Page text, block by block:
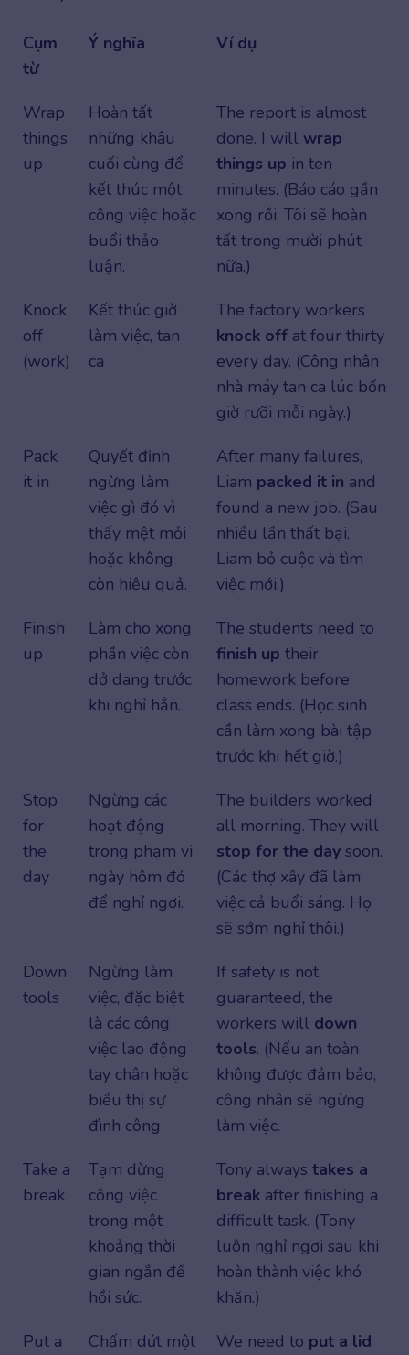
Cụm
từ
Ý nghĩa Ví dụ
Wrap
things
up
Hoàn tất
những khâu
cuối cùng để
kết thúc một
công việc hoặc
buổi thảo
luận.
The report is almost
done. I will wrap
things up in ten
minutes. (Báo cáo gần
xong rồi. Tôi sẽ hoàn
tất trong mười phút
nữa.)
Knock
off
(work)
Kết thúc giờ
làm việc, tan
ca
The factory workers
knock off at four thirty
every day. (Công nhân
nhà máy tan ca lúc bốn
giờ rưỡi mỗi ngày.)
Pack
it in
Quyết định
ngừng làm
việc gì đó vì
thấy mệt mỏi
hoặc không
còn hiệu quả.
After many failures,
Liam packed it in and
found a new job. (Sau
nhiều lần thất bại,
Liam bỏ cuộc và tìm
việc mới.)
Finish
up
Làm cho xong
phần việc còn
dở dang trước
khi nghỉ hẳn.
The students need to
finish up their
homework before
class ends. (Học sinh
cần làm xong bài tập
trước khi hết giờ.)
Stop
for
the
day
Ngừng các
hoạt động
trong phạm vi
ngày hôm đó
để nghỉ ngơi.
The builders worked
all morning. They will
stop for the day soon.
(Các thợ xây đã làm
việc cả buổi sáng. Họ
sẽ sớm nghỉ thôi.)
Down
tools
Ngừng làm
việc, đặc biệt
là các công
việc lao động
tay chân hoặc
biểu thị sự
đình công
If safety is not
guaranteed, the
workers will down
tools. (Nếu an toàn
không được đảm bảo,
công nhân sẽ ngừng
làm việc.
Take a
break
Tạm dừng
công việc
trong một
khoảng thời
gian ngắn để
hồi sức.
Tony always takes a
break after finishing a
difficult task. (Tony
luôn nghỉ ngơi sau khi
hoàn thành việc khó
khăn.)
Put a
Chấm dứt một
We need to put a lid